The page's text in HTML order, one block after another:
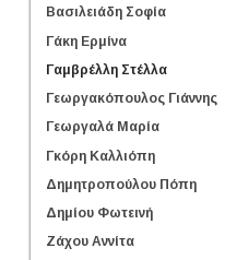
Βασιλειάδη Σοφία
Γάκη Ερμίνα
Γαμβρέλλη Στέλλα
Γεωργακόπουλος Γιάννης
Γεωργαλά Μαρία
Γκόρη Καλλιόπη
Δημητροπούλου Πόπη
Δημίου Φωτεινή
Ζάχου Αννίτα